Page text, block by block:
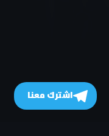
اشترك معنا